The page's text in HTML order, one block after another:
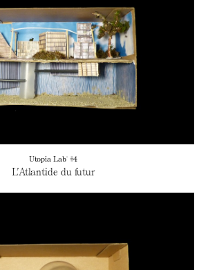
Utopia Lab' #4
L’Atlantide du futur